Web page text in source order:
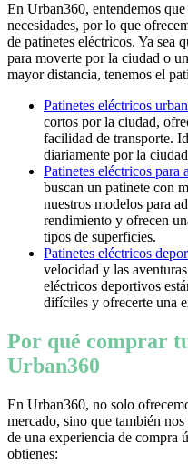
En Urban360, entendemos
necesidades, por lo que
de patinetes eléctricos. Ya sea
para moverte por la ciudad o
mayor distancia, tenemos el
Patinetes eléctricos
cortos por la ciudad,
facilidad de transporte.
diariamente por la
Patinetes eléctricos para
buscan un patinete con
nuestros modelos para
rendimiento y ofrecen
tipos de superficies.
Patinetes eléctricos
velocidad y las
eléctricos deportivos
difíciles y ofrecerte una
Por qué comprar
Urban360
En Urban360, no solo
mercado, sino que también
de una experiencia de compra
obtienes: